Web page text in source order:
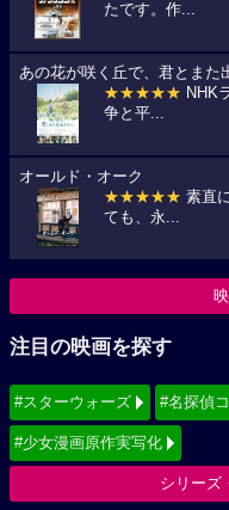
たです。作...
あの花が咲く丘で、君とまた
★★★★★ NHK
争と平...
オールド・オーク
★★★★★ 素直
ても、永...
注目の映画を探す
#スターウォーズ #名探偵
#少女漫画原作実写化
シリーズ